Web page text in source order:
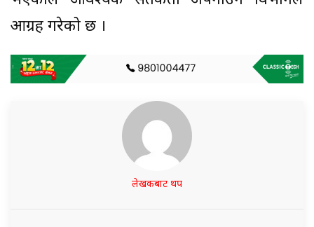
आग्रह गरेको छ ।
लेखकबाट थप